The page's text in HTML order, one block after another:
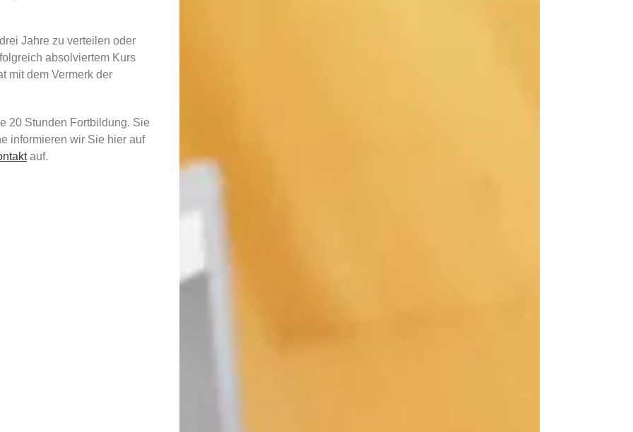
Jahre zu verteilen oder
absolviertem Kurs
mit dem Vermerk der
20 Stunden Fortbildung. Sie
informieren wir Sie hier auf
auf.